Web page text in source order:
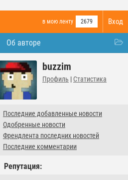
Вход
в мою ленту 2679
Об авторе
buzzim
Профиль | Статистика
Последние добавленные новости
Одобренные новости
Френдлента последних новостей
Последние комментарии
Репутация: